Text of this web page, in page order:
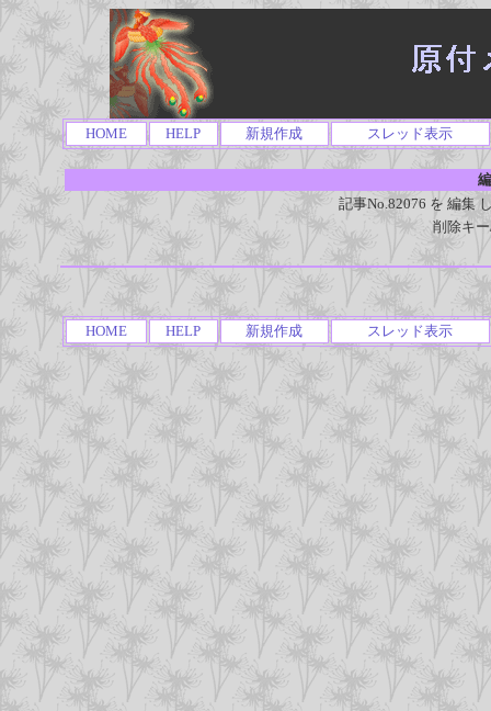
HOME HELP 新規作成 スレッド表示
記事No.82076 を 編集
削除キ
HOME HELP 新規作成 スレッド表示